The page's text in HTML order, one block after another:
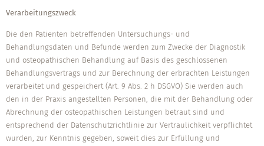
Verarbeitungszweck
Die den Patienten betreffenden Untersuchungs- und
Behandlungsdaten und Befunde werden zum Zwecke der Diagnostik
und osteopathischen Behandlung auf Basis des geschlossenen
Behandlungsvertrags und zur Berechnung der erbrachten Leistungen
verarbeitet und gespeichert (Art. 9 Abs. 2 h DSGVO) Sie werden auch
den in der Praxis angestellten Personen, die mit der Behandlung oder
Abrechnung der osteopathischen Leistungen betraut sind und
entsprechend der Datenschutzrichtlinie zur Vertraulichkeit verpflichtet
wurden, zur Kenntnis gegeben, soweit dies zur Erfüllung und